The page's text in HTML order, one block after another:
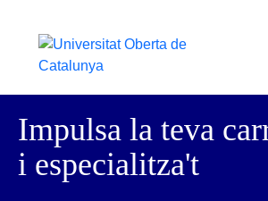
Impulsa la teva
i especialitza't